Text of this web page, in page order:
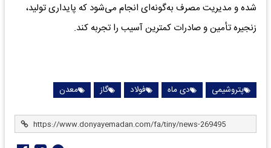
شده و مدیریت مصرف به‌گونه‌ای انجام می‌شود که پایداری تولید،
زنجیره تأمین و صادرات کمترین آسیب را تجربه کند.
پتروشیمی دی ماه فولاد گاز معدن